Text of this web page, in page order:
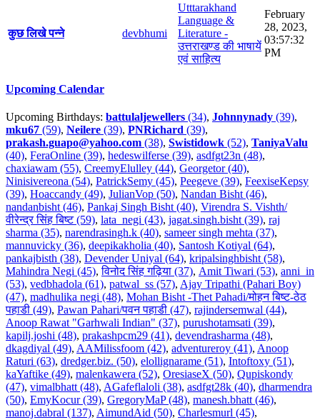
कुछ लिखे पन्ने devbhumi
Utttarakhand
Language &
Literature -
उत्तराखण्ड की भाषायें
एवं साहित्य
February
28, 2023,
03:57:32
PM
Upcoming Calendar
Upcoming Birthdays: battulaljewellers (34), Johnnynady (39),
mku67 (59), Neilere (39), PNRichard (39),
prakash.guapo@yahoo.com (38), Swistidowk (52), TaniyaValu
(40), FeraOnline (39), hedeswilferse (39), asdfgt23n (48),
chaxiawam (55), CreemyElulley (44), Georgetor (40),
Ninisivereona (54), PatrickSemy (45), Peegeve (39), FeexiseKepsy
(39), Hoaccandy (49), JulianVop (50), Nandan Bisht (46),
nandanbisht (46), Pankaj Singh Bisht (40), Virendra S. Vishth/
वीरेन्द्र सिंह बिष्ट (59), lata_negi (43), jagat.singh.bisht (39), raj
sharma (35), narendrasingh.k (40), sameer singh mehta (37),
mannuvicky (36), deepikakholia (40), Santosh Kotiyal (64),
pankajbisth (38), Devender Uniyal (64), kripalsinghbisht (58),
Mahindra Negi (45),विनोद सिंह गढ़िया (37), Amit Tiwari (53), anni_in
(53), vedbhadola (61), patwal_ss (57), Ajay Tripathi (Pahari Boy)
(47), madhulika negi (48), Mohan Bisht -Thet Pahadi/मोहन बिष्ट-ठेठ
पहाडी (49), Pawan Pahari/पवन पहाडी (47), rajindersemwal (44),
Anoop Rawat "Garhwali Indian" (37), purushotamsati (39),
kapilj.joshi (48), prakashpcm29 (41), devendrasharma (48),
dkagdiyal (49), AAMilissfoom (42), adventureroy (41), Anoop
Raturi (63), dredger.biz. (50), elollignarame (51), Intoftoxy (51),
kaYaftike (49), malenkawera (52), OresiaseX (50), Qupiskondy
(47), vimalbhatt (48), AGafeflaloli (38), asdfgt28k (40), dharmendra
(50), EmyKocur (39), GregoryMaP (48), manesh.bhatt (46),
manoj.dabral (137), AimundAid (50), Charlesmurl (45),